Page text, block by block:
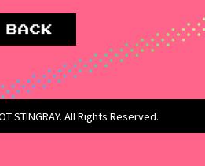
STINGRAY. All Rights Reserved.